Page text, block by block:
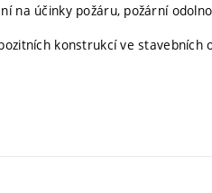
na účinky požáru, požární
konstrukcí ve stavebních